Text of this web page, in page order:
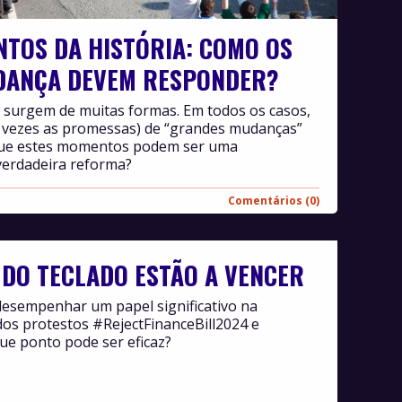
DA HISTÓRIA: COMO OS
DEVEM RESPONDER?
Comentários (0)
de muitas formas. Em todos os casos,
as promessas) de “grandes mudanças”
estes momentos podem ser uma
reforma?
TECLADO ESTÃO A VENCER
um papel significativo na
protestos #RejectFinanceBill2024 e
ponto pode ser eficaz?